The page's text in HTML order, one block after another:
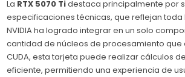
La RTX 5070 Tidestaca principalmente por
especificaciones técnicas, que reflejan
NVIDIA ha logrado integrar en un solo
cantidad de núcleos de procesamiento que
CUDA, esta tarjeta puede realizar cálculos
eficiente, permitiendo una experiencia de